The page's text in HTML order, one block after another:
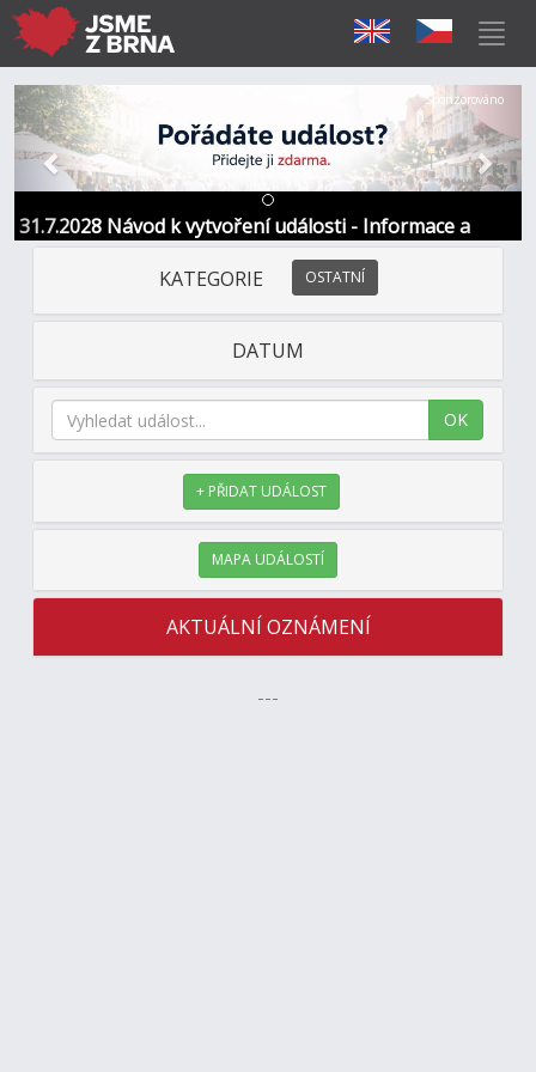
31.7.2028 Návod k vytvoření události - Informace a
kontakt
Předchozí Další
Sponzorováno
KATEGORIE OSTATNÍ
DATUM
OK
+ PŘIDAT UDÁLOST
MAPA UDÁLOSTÍ
AKTUÁLNÍ OZNÁMENÍ
---